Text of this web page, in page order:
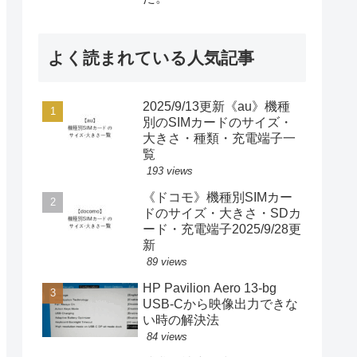
よく読まれている人気記事
2025/9/13更新《au》機種
別のSIMカードのサイズ・
大きさ・種類・充電端子一
覧
193 views
《ドコモ》機種別SIMカー
ドのサイズ・大きさ・SDカ
ード・充電端子2025/9/28更
新
89 views
HP Pavilion Aero 13-bg
USB-Cから映像出力できな
い時の解決法
84 views